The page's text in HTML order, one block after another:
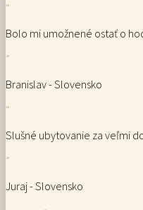
“
Bolo mi umožnené ostať o
”
Branislav - Slovensko
“
Slušné ubytovanie za veľmi
”
Juraj - Slovensko